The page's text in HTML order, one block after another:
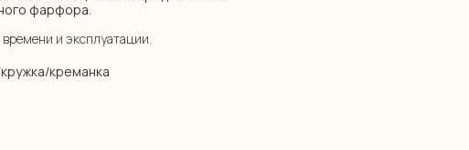
фарфора.
и эксплуатации.
креманка